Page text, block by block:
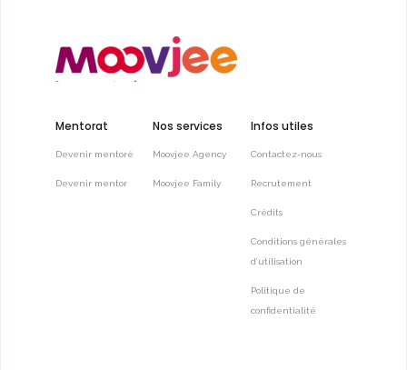
Mentorat
Devenir mentoré
Devenir mentor
Nos services
Moovjee Agency
Moovjee Family
Infos utiles
Contactez-nous
Recrutement
Crédits
Conditions générales
d’utilisation
Politique de
confidentialité